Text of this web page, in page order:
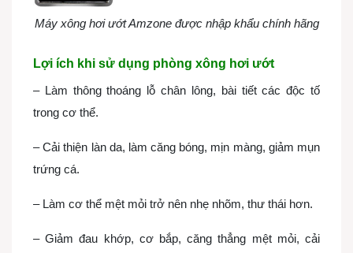
Máy xông hơi ướt Amzone được nhập khẩu chính hãng
Lợi ích khi sử dụng phòng xông hơi ướt
– Làm thông thoáng lỗ chân lông, bài tiết các độc tố
trong cơ thể.
– Cải thiện làn da, làm căng bóng, mịn màng, giảm mụn
trứng cá.
– Làm cơ thể mệt mỏi trở nên nhẹ nhõm, thư thái hơn.
– Giảm đau khớp, cơ bắp, căng thẳng mệt mỏi, cải